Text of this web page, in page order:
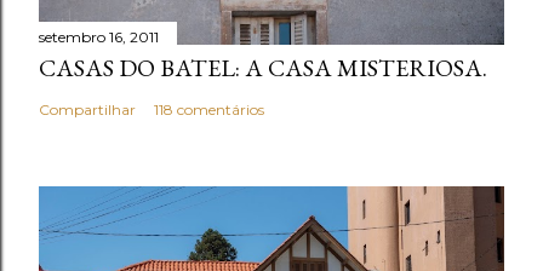
t
á
r
i
setembro 16, 2011
CASAS DO BATEL: A CASA MISTERIOSA.
Compartilhar 118 comentários